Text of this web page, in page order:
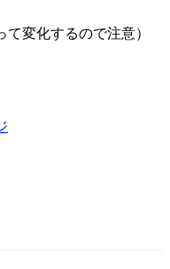
変化するので注意）